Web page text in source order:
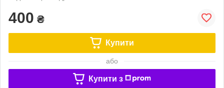
400 ₴
Купити
або
Купити з